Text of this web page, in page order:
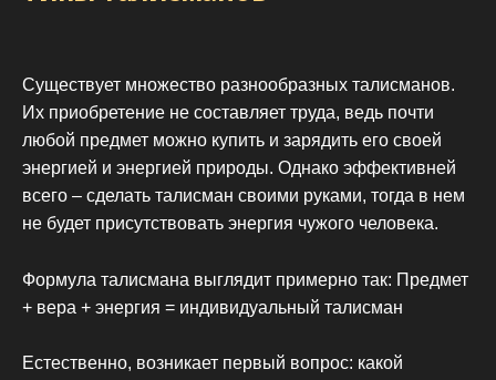
Существует множество разнообразных талисманов.
Их приобретение не составляет труда, ведь почти
любой предмет можно купить и зарядить его своей
энергией и энергией природы. Однако эффективней
всего – сделать талисман своими руками, тогда в нем
не будет присутствовать энергия чужого человека.
Формула талисмана выглядит примерно так: Предмет
+ вера + энергия = индивидуальный талисман
Естественно, возникает первый вопрос: какой